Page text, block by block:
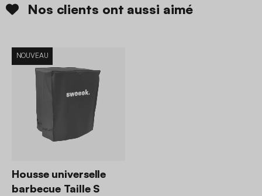
Nos clients ont aussi aimé
NOUVEAU
Housse universelle
barbecue Taille S